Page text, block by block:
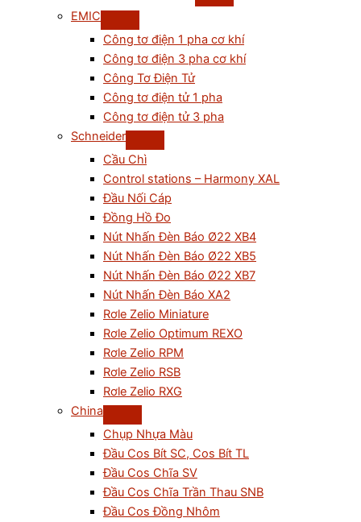
EMIC
Công tơ điện 1 pha cơ khí
Công tơ điện 3 pha cơ khí
Công Tơ Điện Tử
Công tơ điện tử 1 pha
Công tơ điện tử 3 pha
Schneider
Cầu Chì
Control stations – Harmony XAL
Đầu Nối Cáp
Đồng Hồ Đo
Nút Nhấn Đèn Báo Ø22 XB4
Nút Nhấn Đèn Báo Ø22 XB5
Nút Nhấn Đèn Báo Ø22 XB7
Nút Nhấn Đèn Báo XA2
Rơle Zelio Miniature
Rơle Zelio Optimum REXO
Rơle Zelio RPM
Rơle Zelio RSB
Rơle Zelio RXG
China
Chụp Nhựa Màu
Đầu Cos Bít SC, Cos Bít TL
Đầu Cos Chĩa SV
Đầu Cos Chĩa Trần Thau SNB
Đầu Cos Đồng Nhôm